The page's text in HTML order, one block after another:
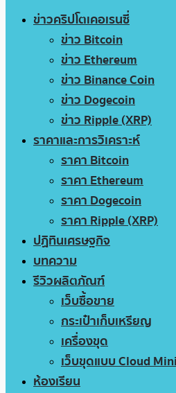
ข่าวคริปโตเคอเรนซี่
ข่าว Bitcoin
ข่าว Ethereum
ข่าว Binance Coin
ข่าว Dogecoin
ข่าว Ripple (XRP)
ราคาและการวิเคราะห์
ราคา Bitcoin
ราคา Ethereum
ราคา Dogecoin
ราคา Ripple (XRP)
ปฏิทินเศรษฐกิจ
บทความ
รีวิวผลิตภัณฑ์
เว็บซื้อขาย
กระเป๋าเก็บเหรียญ
เครื่องขุด
เว็บขุดแบบ Cloud
ห้องเรียน